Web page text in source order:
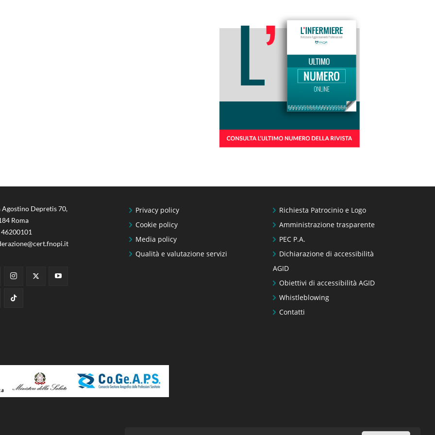
Agostino Depretis 70,
Roma
Privacy policy
Cookie policy
Media policy
Qualità e valutazione servizi
Richiesta Patrocinio e Logo
Amministrazione trasparente
PEC P.A.
Dichiarazione di accessibilità
AGID
Obiettivi di accessibilità AGID
Whistleblowing
Contatti